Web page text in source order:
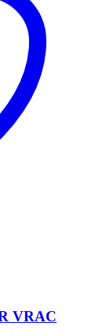
VRAC